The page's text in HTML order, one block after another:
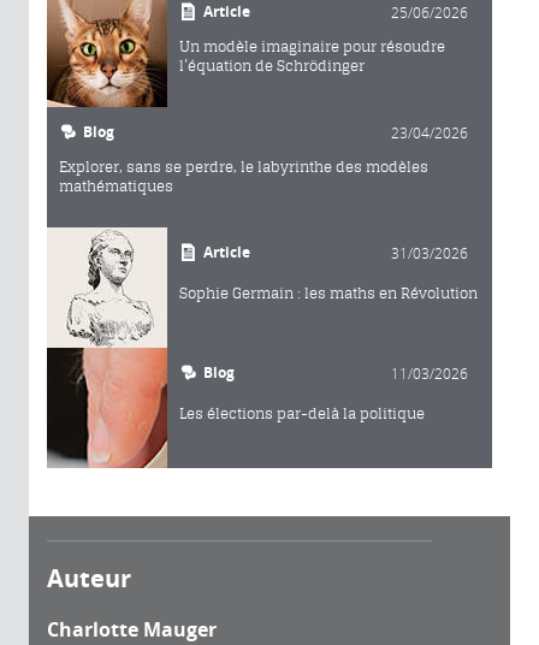
Article 25/06/2026
Un modèle imaginaire pour résoudre
l’équation de Schrödinger
Blog 23/04/2026
Explorer, sans se perdre, le labyrinthe des modèles
mathématiques
Article 31/03/2026
Sophie Germain : les maths en Révolution
Blog 11/03/2026
Les élections par-delà la politique
Auteur
Charlotte Mauger